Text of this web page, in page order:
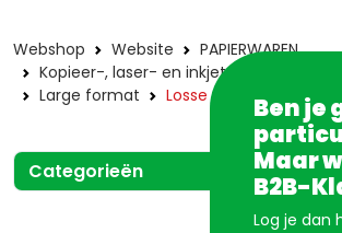
Ben je
Maar
B2B-
Log je dan
Webshop Website
PAPIERWAREN
Kopieer-, laser- en inkjetpapier
Large format
Losse vellen
Categorieën